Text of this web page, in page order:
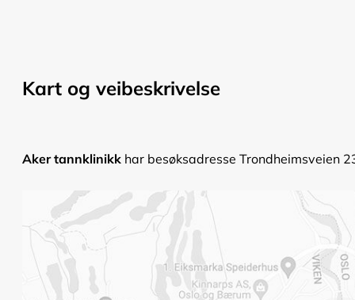
Kart og veibeskrivelse
Aker tannklinikk har besøksadresse Trondheimsveien